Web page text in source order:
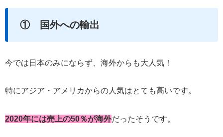
① 国外への輸出
今では日本のみにならず、海外からも大人気！
特にアジア・アメリカからの人気はとても高いです。
2020年には売上の50％が海外だったそうです。